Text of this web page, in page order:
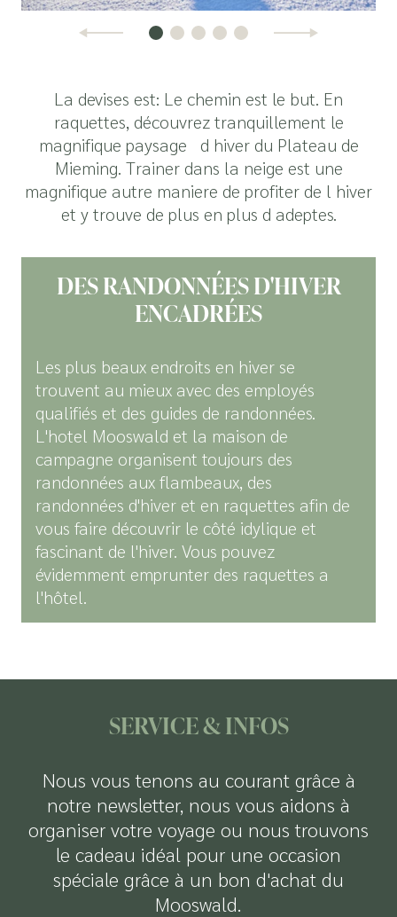
La devises est: Le chemin est le but. En
raquettes, découvrez tranquillement le
magnifique paysage d hiver du Plateau de
Mieming. Trainer dans la neige est une
magnifique autre maniere de profiter de l hiver
et y trouve de plus en plus d adeptes.
DES RANDONNÉES D'HIVER
ENCADRÉES
Les plus beaux endroits en hiver se
trouvent au mieux avec des employés
qualifiés et des guides de randonnées.
L'hotel Mooswald et la maison de
campagne organisent toujours des
randonnées aux flambeaux, des
randonnées d'hiver et en raquettes afin de
vous faire découvrir le côté idylique et
fascinant de l'hiver. Vous pouvez
évidemment emprunter des raquettes a
l'hôtel.
SERVICE & INFOS
Nous vous tenons au courant grâce à
notre newsletter, nous vous aidons à
organiser votre voyage ou nous trouvons
le cadeau idéal pour une occasion
spéciale grâce à un bon d'achat du
Mooswald.